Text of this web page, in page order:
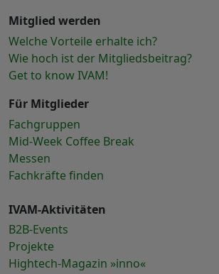
Mitglied werden
Welche Vorteile erhalte ich?
Wie hoch ist der Mitgliedsbeitrag?
Get to know IVAM!
Für Mitglieder
Fachgruppen
Mid-Week Coffee Break
Messen
Fachkräfte finden
IVAM-Aktivitäten
B2B-Events
Projekte
Hightech-Magazin »inno«